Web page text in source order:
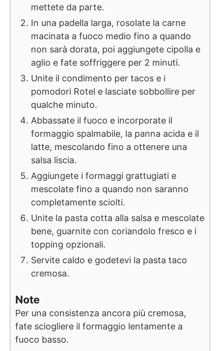
mettete da parte.
In una padella larga, rosolate la carne
macinata a fuoco medio fino a quando
non sarà dorata, poi aggiungete cipolla e
aglio e fate soffriggere per 2 minuti.
Unite il condimento per tacos e i
pomodori Rotel e lasciate sobbollire per
qualche minuto.
Abbassate il fuoco e incorporate il
formaggio spalmabile, la panna acida e il
latte, mescolando fino a ottenere una
salsa liscia.
Aggiungete i formaggi grattugiati e
mescolate fino a quando non saranno
completamente sciolti.
Unite la pasta cotta alla salsa e mescolate
bene, guarnite con coriandolo fresco e i
topping opzionali.
Servite caldo e godetevi la pasta taco
cremosa.
Note
Per una consistenza ancora più cremosa,
fate sciogliere il formaggio lentamente a
fuoco basso.